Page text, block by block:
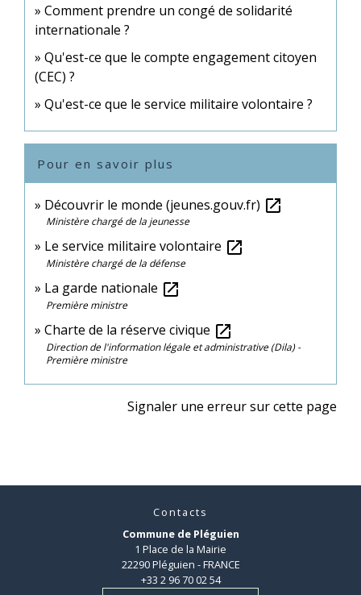
Comment prendre un congé de solidarité
internationale ?
Qu'est-ce que le compte engagement citoyen
(CEC) ?
Qu'est-ce que le service militaire volontaire ?
Pour en savoir plus
Découvrir le monde (jeunes.gouv.fr) open_in_new
Ministère chargé de la jeunesse
Le service militaire volontaire open_in_new
Ministère chargé de la défense
La garde nationale open_in_new
Première ministre
Charte de la réserve civique open_in_new
Direction de l'information légale et administrative (Dila) -
Première ministre
Signaler une erreur sur cette page
Contacts
Commune de Pléguien
1 Place de la Mairie
22290 Pléguien - FRANCE
+33 2 96 70 02 54